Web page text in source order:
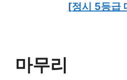
[정시 5등급
마무리